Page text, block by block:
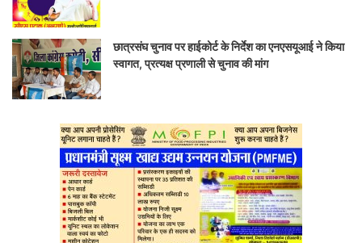
छात्रसंघ चुनाव पर हाईकोर्ट के निर्देश का एनएसयूआई ने किया
स्वागत, प्रत्यक्ष प्रणाली से चुनाव की मांग